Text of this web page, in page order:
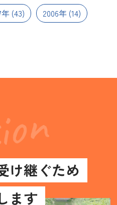
年(43) 2006年(14)
け継ぐため
ます